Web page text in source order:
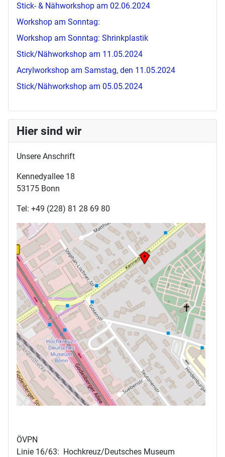
Stick- & Nähworkshop am 02.06.2024
Workshop am Sonntag:
Workshop am Sonntag: Shrinkplastik
Stick/Nähworkshop am 11.05.2024
Acrylworkshop am Samstag, den 11.05.2024
Stick/Nähworkshop am 05.05.2024
Hier sind wir
Unsere Anschrift
Kennedyallee 18
53175 Bonn
Tel: +49 (228) 81 28 69 80
ÖVPN
Linie 16/63: Hochkreuz/Deutsches Museum